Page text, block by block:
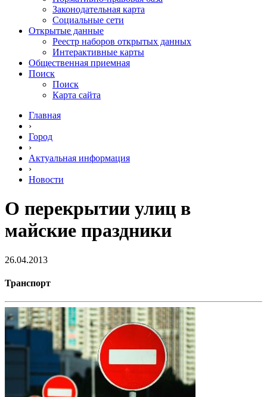
Законодательная карта
Социальные сети
Открытые данные
Реестр наборов открытых данных
Интерактивные карты
Общественная приемная
Поиск
Поиск
Карта сайта
Главная
›
Город
›
Актуальная информация
›
Новости
О перекрытии улиц в
майские праздники
26.04.2013
Транспорт